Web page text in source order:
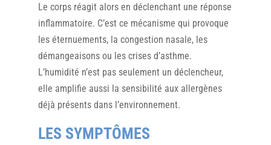
Le corps réagit alors en déclenchant une réponse
inflammatoire. C’est ce mécanisme qui provoque
les éternuements, la congestion nasale, les
démangeaisons ou les crises d’asthme.
L’humidité n’est pas seulement un déclencheur,
elle amplifie aussi la sensibilité aux allergènes
déjà présents dans l’environnement.
LES SYMPTÔMES